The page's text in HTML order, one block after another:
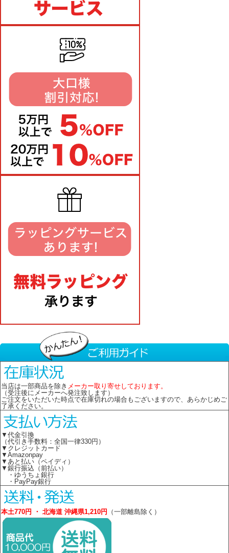
当店は一部商品を除き メーカー取り寄せしております。
（受注後にメーカーへ発注致します）
ご注文をいただいた時点で在庫切れの場合もございますので、あらかじめご
了承ください。
▼代金引換
（代引き手数料：全国一律330円）
▼クレジットカード
▼Amazonpay
▼あと払い（ペイディ）
▼銀行振込（前払い）
・ゆうちょ銀行
・PayPay銀行
本土770円 ・ 北海道 沖縄県1,210円 （一部離島除く）